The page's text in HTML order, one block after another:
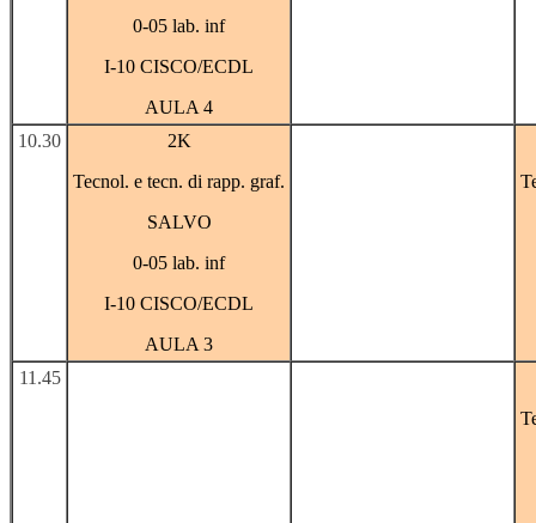
0-05 lab. inf
I-10 CISCO/ECDL
AULA 4
10.30
2K
Tecnol. e tecn. di rapp. graf.
SALVO
0-05 lab. inf
I-10 CISCO/ECDL
AULA 3
11.45